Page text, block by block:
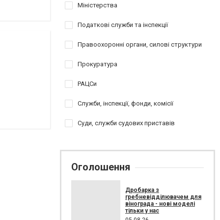
Міністерства
Податкові служби та інспекції
Правоохоронні органи, силові структури
Прокуратура
РАЦСи
Служби, інспекції, фонди, комісії
Суди, служби судових приставів
Оголошення
Дробарка з
гребневідділювачем для
вінограда - нові моделі
тільки у нас